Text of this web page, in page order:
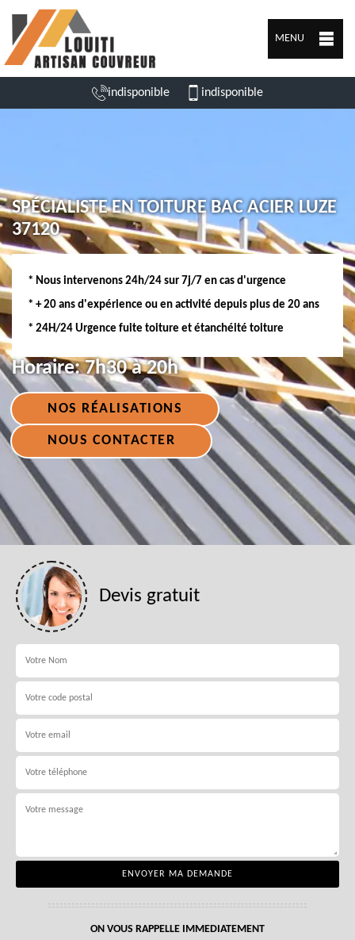
MENU
indisponible indisponible
SPÉCIALISTE EN TOITURE BAC ACIER LUZE
37120
* Nous intervenons 24h/24 sur 7j/7 en cas d'urgence
* + 20 ans d'expérience ou en activité depuis plus de 20 ans
* 24H/24 Urgence fuite toiture et étanchéité toiture
Horaire:7h30 à 20h
NOS RÉALISATIONS
NOUS CONTACTER
Devis gratuit
ON VOUS RAPPELLE IMMEDIATEMENT